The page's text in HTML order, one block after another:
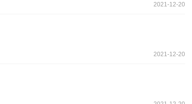
2021-12-20
2021-12-20